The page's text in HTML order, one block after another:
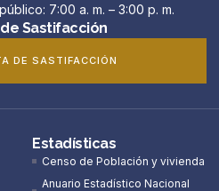
7:00 a. m. – 3:00 p. m.
Sastifacción
DE SASTIFACCIÓN
Estadísticas
Censo de Población y vivienda
Anuario Estadístico Nacional